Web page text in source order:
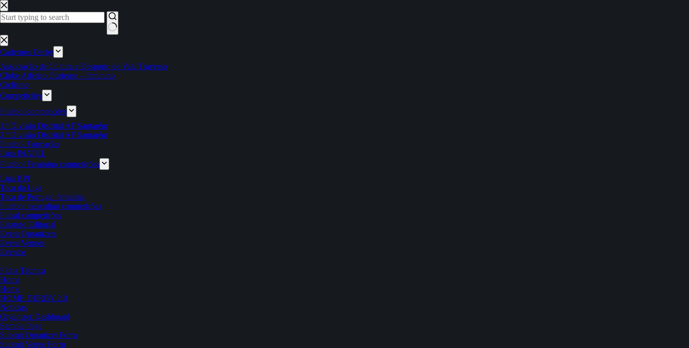
Pular
para
o
Sem
resultados
Cadernos Derby
Associação de Cultura e Desporto de Vale Travesso
Clube Atlético Ouriense – feminino
Ciclismo
Competições
Futebol competições
1.ª Divisão Distrital AF Santarém
2.ª Divisão Distrital AF Santarém
Futebol Formação
Liga INATEL
Futebol Feminino competições
Liga BPI
Taça da Liga
Taça de Portugal feminina
Futebol masculino competições
Futsal competições
Estatuto Editorial
Event Organizers
Event Venues
Eventos
Ficha Técnica
Home
Home
HOME DERBY 2.0
Notícias
Organizer Dashboard
Sample Page
Submit Organizer Form
Submit Venue Form